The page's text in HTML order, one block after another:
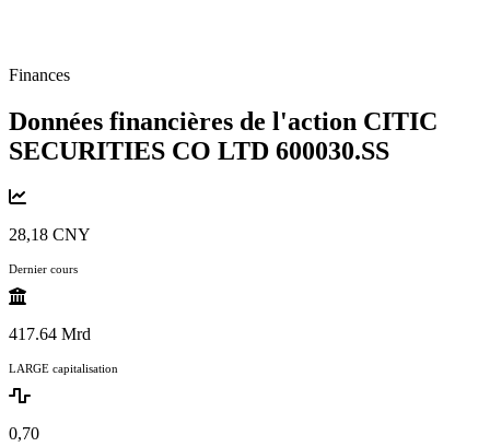
Finances
Données financières de l'action CITIC
SECURITIES CO LTD 600030.SS
28,18 CNY
Dernier cours
417.64 Mrd
LARGE capitalisation
0,70